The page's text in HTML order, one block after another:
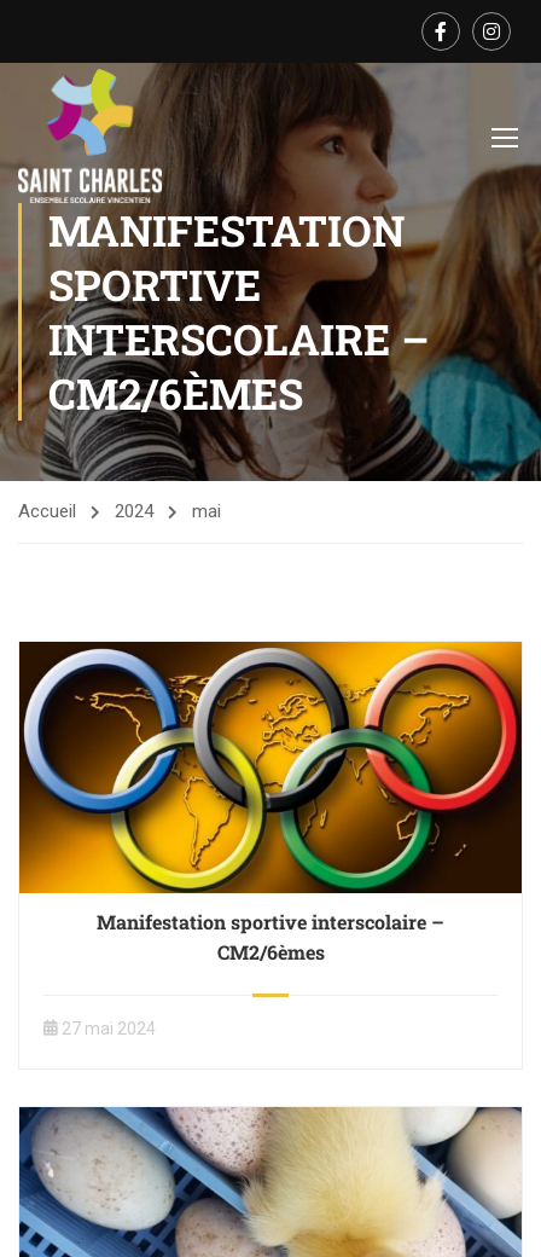
MANIFESTATION
SPORTIVE
INTERSCOLAIRE –
CM2/6ÈMES
Accueil 2024 mai
Manifestation sportive interscolaire –
CM2/6èmes
27 mai 2024